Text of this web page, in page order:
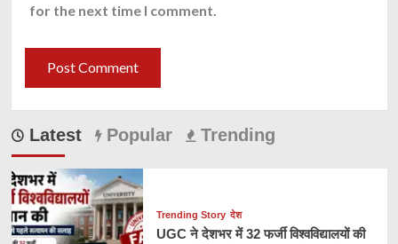
for the next time I comment.
Latest Popular Trending
Trending Story देश
UGC ने देशभर में 32 फर्जी विश्वविद्यालयों की